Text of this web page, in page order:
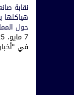
نقابة
حول
7 مايو، 2025
في